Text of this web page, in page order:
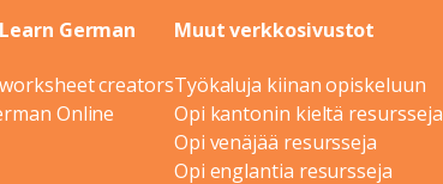
German
creators
Online
Muut verkkosivustot
Työkaluja kiinan opiskeluun
Opi kantonin kieltä resursseja
Opi venäjää resursseja
Opi englantia resursseja